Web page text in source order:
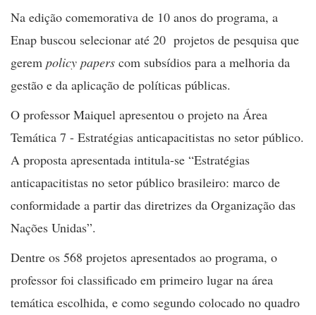
Na edição comemorativa de 10 anos do programa, a
Enap buscou selecionar até 20 projetos de pesquisa que
gerem policy papers com subsídios para a melhoria da
gestão e da aplicação de políticas públicas.
O professor Maiquel apresentou o projeto na Área
Temática 7 - Estratégias anticapacitistas no setor público.
A proposta apresentada intitula-se “Estratégias
anticapacitistas no setor público brasileiro: marco de
conformidade a partir das diretrizes da Organização das
Nações Unidas”.
Dentre os 568 projetos apresentados ao programa, o
professor foi classificado em primeiro lugar na área
temática escolhida, e como segundo colocado no quadro